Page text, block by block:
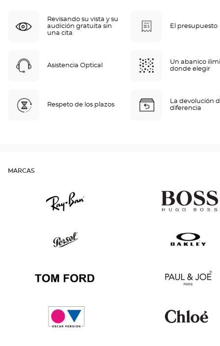
Revisando su vista y su
audición gratuita sin
una cita
El presupuesto
Asistencia Optical
Un abanico
donde elegir
Respeto de los plazos
La devolución
diferencia
MARCAS